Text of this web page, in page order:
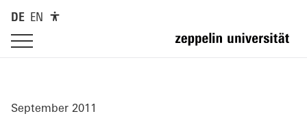
DE EN
September 2011